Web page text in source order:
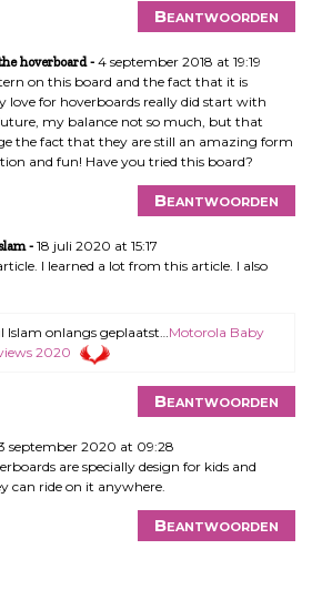
Beantwoorden
hoverboard
4 september 2018 at 19:19
on this board and the fact that it is
love for hoverboards really did start with
my balance not so much, but that
the fact that they are still an amazing form
and fun! Have you tried this board?
Beantwoorden
18 juli 2020 at 15:17
I learned a lot from this article. I also
Islam onlangs geplaatst…Motorola Baby
2020
Beantwoorden
september 2020 at 09:28
are specially design for kids and
can ride on it anywhere.
Beantwoorden